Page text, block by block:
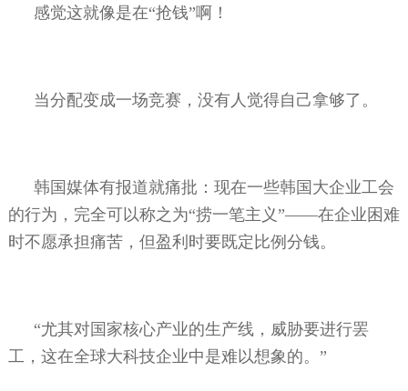
感觉这就像是在“抢钱”啊！
当分配变成一场竞赛，没有人觉得自己拿够了。
韩国媒体有报道就痛批：现在一些韩国大企业工会
的行为，完全可以称之为“捞一笔主义”——在企业困难
时不愿承担痛苦，但盈利时要既定比例分钱。
“尤其对国家核心产业的生产线，威胁要进行罢
工，这在全球大科技企业中是难以想象的。”